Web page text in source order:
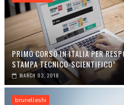
PRIMO CORSO IN ITALIA PER
STAMPA TECNICO-SCIENTIFICO”
MARCH 03, 2018
brunelleshi